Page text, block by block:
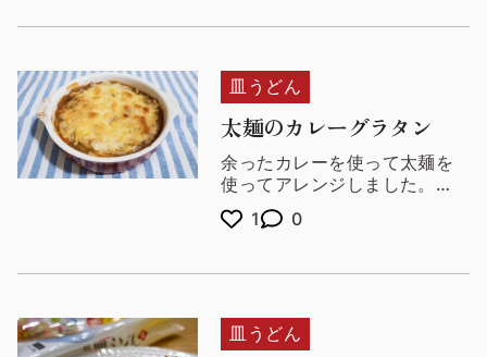
皿うどん
太麺のカレーグラタン
余ったカレーを使って太麺を
使ってアレンジしました。
麺がもちもちしていて食べや
すいのでお子さまにもオスス
1 0
皿うどん